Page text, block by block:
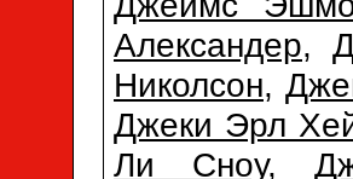
Александер,
Николсон,
Джеки Эрл
Ли Сноу,